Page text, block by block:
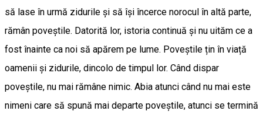
să lase în urmă zidurile și să își încerce norocul în altă parte,
rămân poveștile. Datorită lor, istoria continuă și nu uităm ce a
fost înainte ca noi să apărem pe lume. Poveștile țin în viață
oamenii și zidurile, dincolo de timpul lor. Când dispar
poveștile, nu mai rămâne nimic. Abia atunci când nu mai este
nimeni care să spună mai departe poveștile, atunci se termină